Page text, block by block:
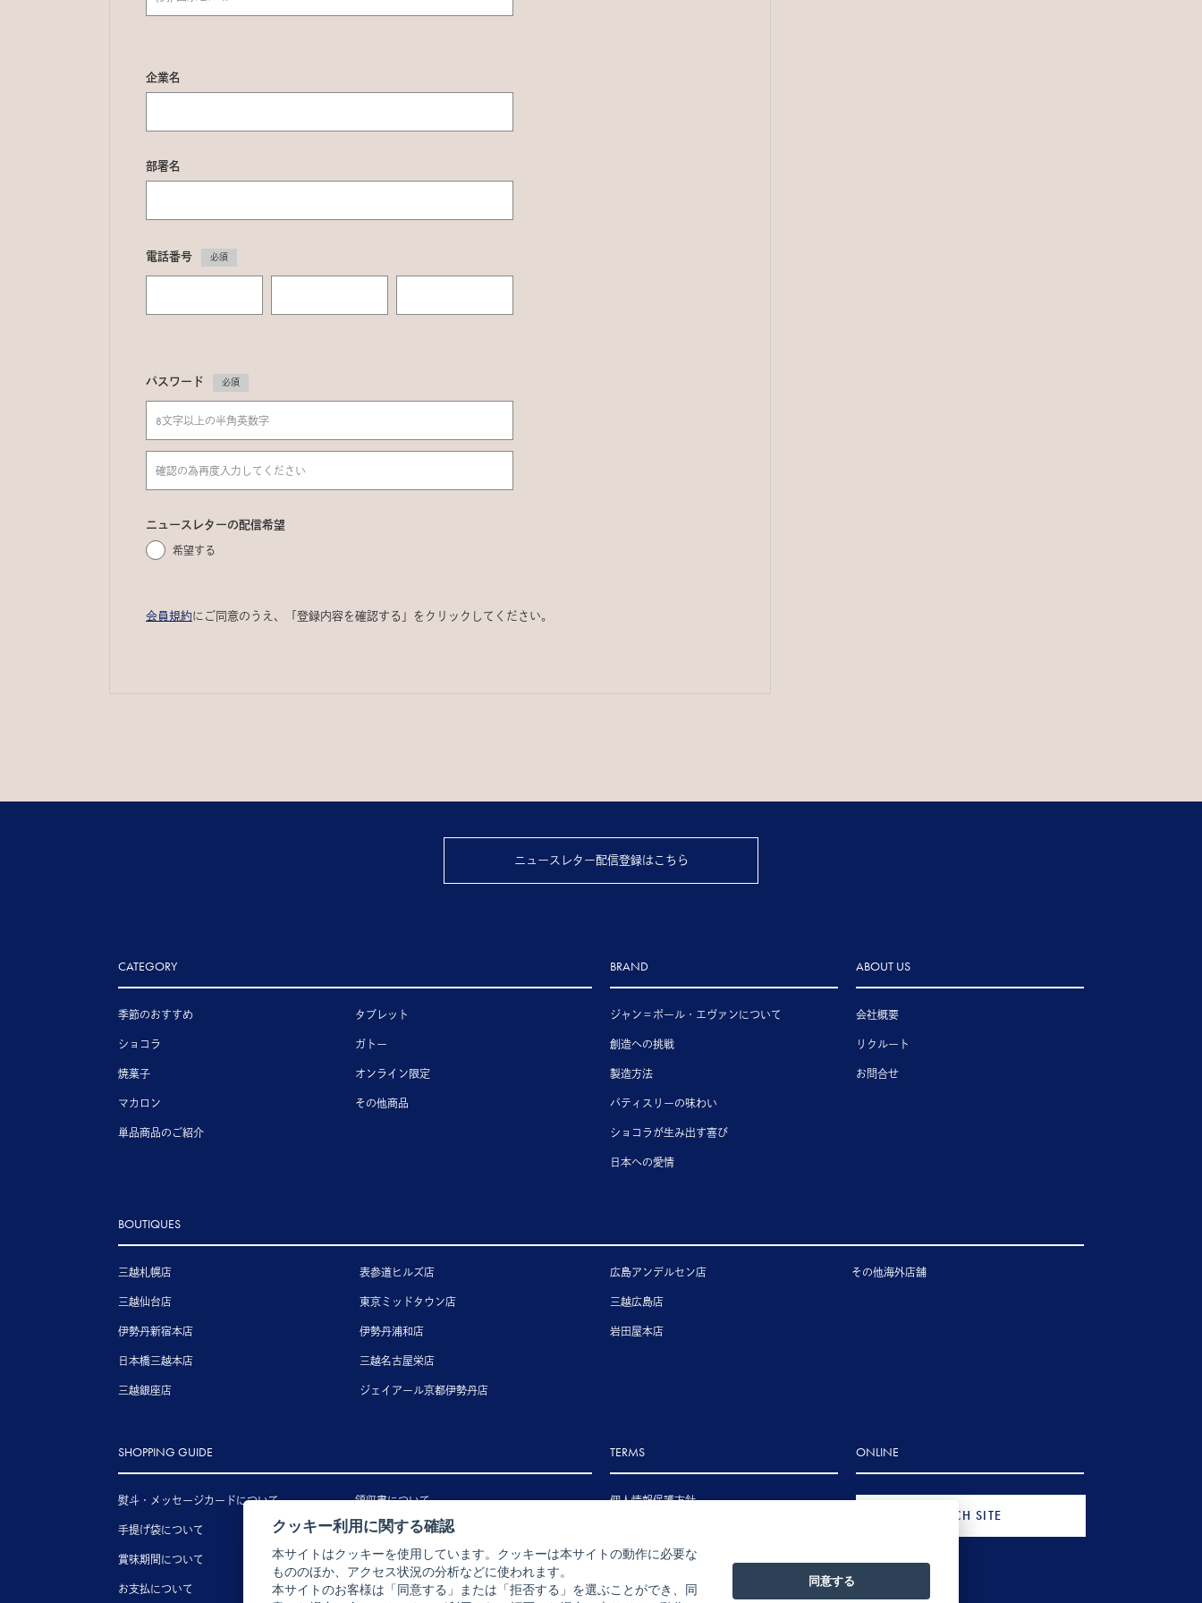
企業名
部署名
電話番号 必須
パスワード 必須
ニュースレターの配信希望
希望する
会員規約にご同意のうえ、「登録内容を確認する」をクリックしてください。
ニュースレター配信登録はこちら
CATEGORY
季節のおすすめ
ショコラ
焼菓子
マカロン
単品商品のご紹介
タブレット
ガトー
オンライン限定
その他商品
BRAND
ジャン＝ポール・エヴァンについて
創造への挑戦
製造方法
パティスリーの味わい
ショコラが生み出す喜び
日本への愛情
ABOUT US
会社概要
リクルート
お問合せ
BOUTIQUES
三越札幌店
三越仙台店
伊勢丹新宿本店
日本橋三越本店
三越銀座店
表参道ヒルズ店
東京ミッドタウン店
伊勢丹浦和店
三越名古屋栄店
ジェイアール京都伊勢丹店
広島アンデルセン店
三越広島店
岩田屋本店
その他海外店舗
SHOPPING GUIDE
熨斗・メッセージカードについて
手提げ袋について
賞味期間について
お支払について
領収書について
送料について
配送について
キャンセル・返品・交換について
TERMS
個人情報保護方針
ONLINE
FRENCH SITE
クッキー利用に関する確認
本サイトはクッキーを使用しています。クッキーは本サイトの動作に必要な
もののほか、アクセス状況の分析などに使われます。
本サイトのお客様は「同意する」または「拒否する」を選ぶことができ、同
同意する